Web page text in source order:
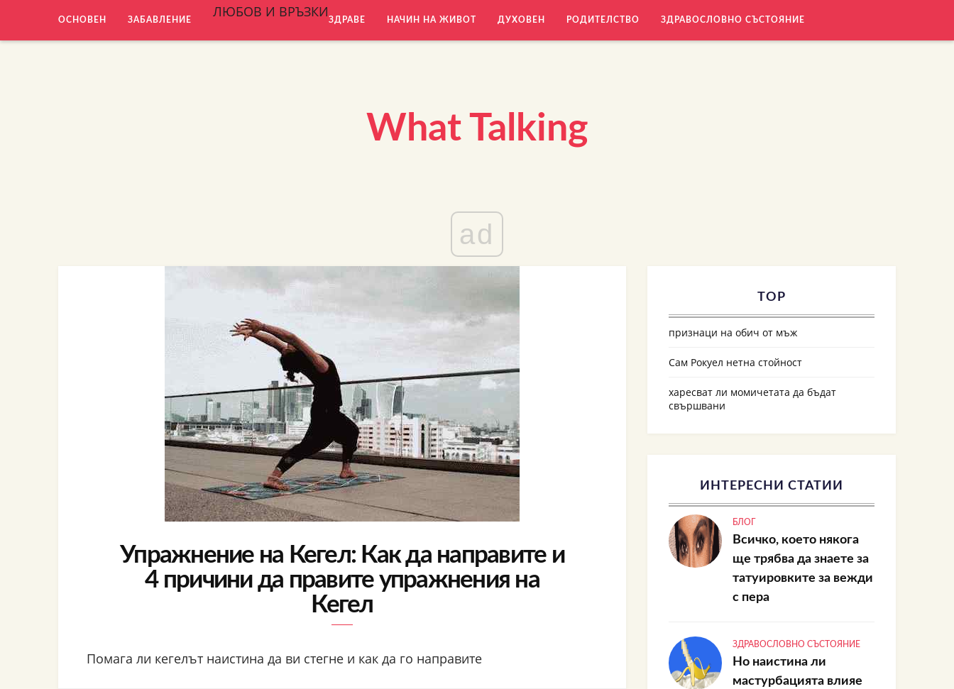
ОСНОВЕН ЗАБАВЛЕНИЕ ЛЮБОВ И ВРЪЗКИЗДРАВЕ НАЧИН НА ЖИВОТ ДУХОВЕН РОДИТЕЛСТВО ЗДРАВОСЛОВНО СЪСТОЯНИЕ
What Talking
ad
Упражнение на Кегел: Как да направите и
4 причини да правите упражнения на
Кегел
Помага ли кегелът наистина да ви стегне и как да го направите
TOP
признаци на обич от мъж
Сам Рокуел нетна стойност
харесват ли момичетата да бъдат
свършвани
ИНТЕРЕСНИ СТАТИИ
БЛОГ
Всичко, което някога
ще трябва да знаете за
татуировките за вежди
с пера
ЗДРАВОСЛОВНО СЪСТОЯНИЕ
Но наистина ли
мастурбацията влияе